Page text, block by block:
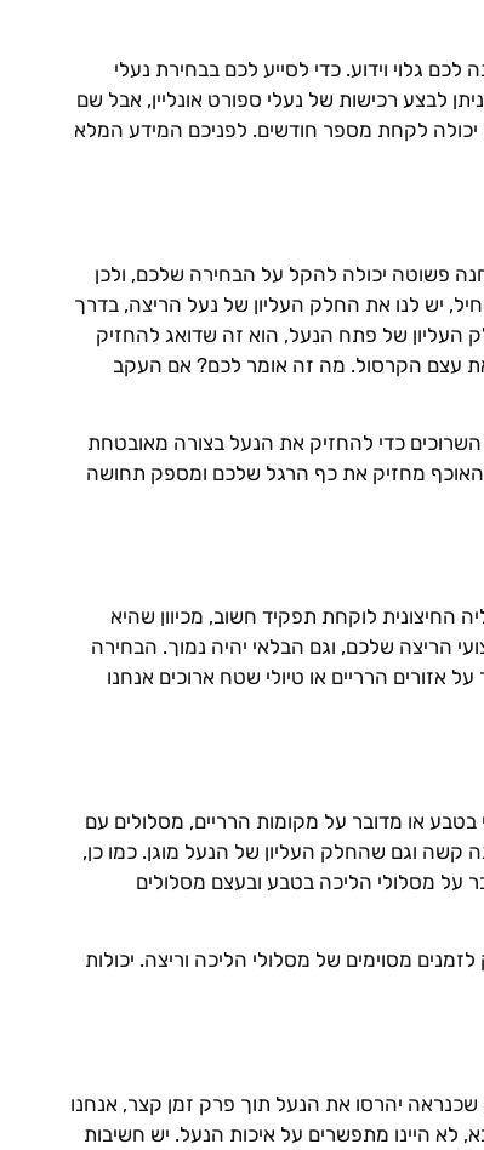
גלוי וידוע. כדי לסייע לכם בבחירת נעלי
לבצע רכישות של נעלי ספורט אונליין, אבל שם
יכולה לקחת מספר חודשים. לפניכם המידע המלא
פשוטה יכולה להקל על הבחירה שלכם, ולכן
יש לנו את החלק העליון של נעל הריצה, בדרך
העליון של פתח הנעל, הוא זה שדואג להחזיק
עצם הקרסול. מה זה אומר לכם? אם העקב
כדי להחזיק את הנעל בצורה מאובטחת
האוכף מחזיק את כף הרגל שלכם ומספק תחושה
לוקחת תפקיד חשוב, מכיוון שהיא
הריצה שלכם, וגם הבלאי יהיה נמוך. הבחירה
הרריים או טיולי שטח ארוכים אנחנו
או מדובר על מקומות הרריים, מסלולים עם
קשה וגם שהחלק העליון של הנעל מוגן. כמו כן,
על מסלולי הליכה בטבע ובעצם מסלולים
מסוימים של מסלולי הליכה וריצה. יכולות
יהרסו את הנעל תוך פרק זמן קצר, אנחנו
לא היינו מתפשרים על איכות הנעל. יש חשיבות